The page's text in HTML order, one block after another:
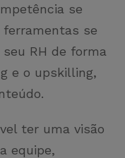
se
se
RH de forma
e o upskilling,
ter uma visão
equipe,